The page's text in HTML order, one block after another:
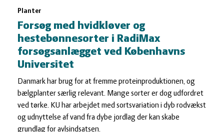
Planter
Forsøg med hvidkløver og
hestebønnesorter i RadiMax
forsøgsanlægget ved Københavns
Universitet
Danmark har brug for at fremme proteinproduktionen, og
bælgplanter særlig relevant. Mange sorter er dog udfordret
ved tørke. KU har arbejdet med sortsvariation i dyb rodvækst
og udnyttelse af vand fra dybe jordlag der kan skabe
grundlag for avlsindsatsen.